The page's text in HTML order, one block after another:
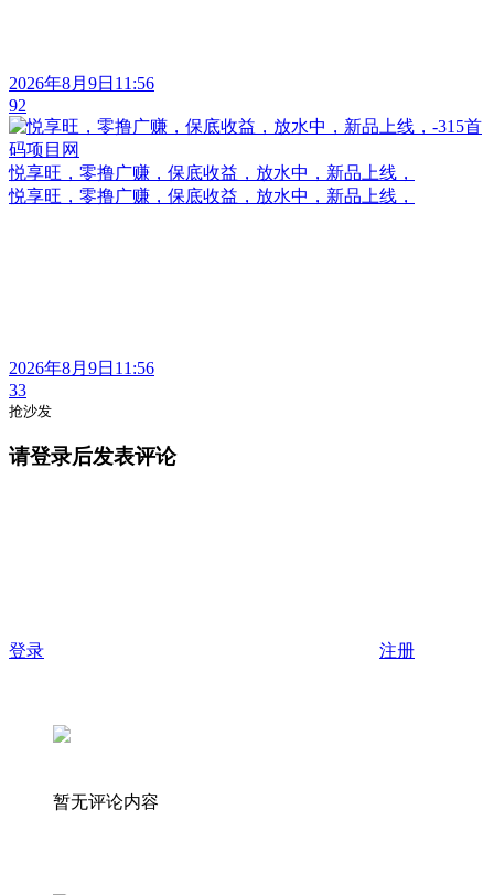
2026年8月9日11:56
92
悦享旺，零撸广赚，保底收益，放水中，新品上线，
悦享旺，零撸广赚，保底收益，放水中，新品上线，
2026年8月9日11:56
33
抢沙发
请登录后发表评论
登录 注册
暂无评论内容